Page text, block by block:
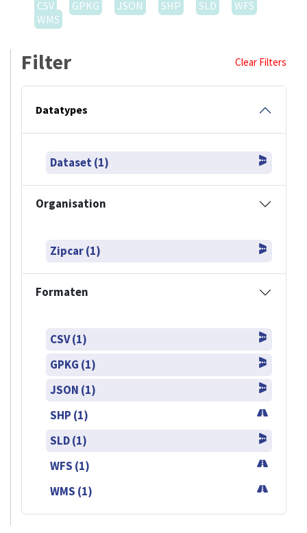
CSV
GPKG JSON SHP SLD
WFS
WMS
Filter Clear Filters
Datatypes
Dataset (1)
Organisation
Zipcar (1)
Formaten
CSV (1)
GPKG (1)
JSON (1)
SHP (1)
SLD (1)
WFS (1)
WMS (1)